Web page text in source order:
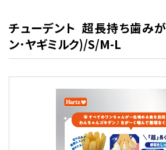
チューデント 超長持ち歯み
ン･ヤギミルク)/S/M-L